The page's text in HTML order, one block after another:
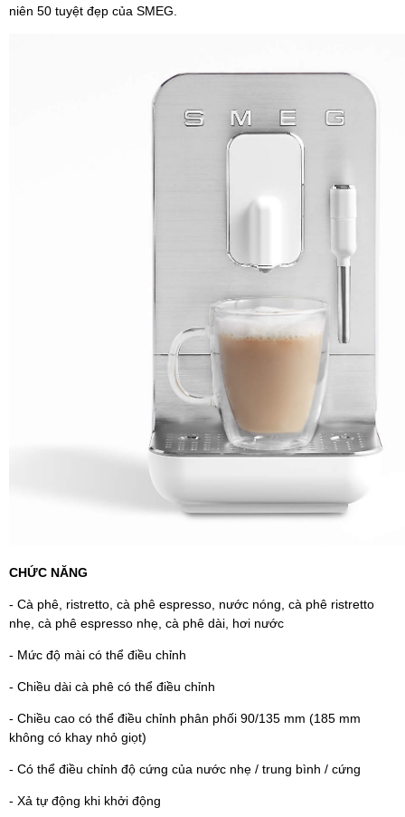
niên 50 tuyệt đẹp của SMEG.
CHỨC NĂNG
- Cà phê, ristretto, cà phê espresso, nước nóng, cà phê ristretto
nhẹ, cà phê espresso nhẹ, cà phê dài, hơi nước
- Mức độ mài có thể điều chỉnh
- Chiều dài cà phê có thể điều chỉnh
- Chiều cao có thể điều chỉnh phân phối 90/135 mm (185 mm
không có khay nhỏ giọt)
- Có thể điều chỉnh độ cứng của nước nhẹ / trung bình / cứng
- Xả tự động khi khởi động